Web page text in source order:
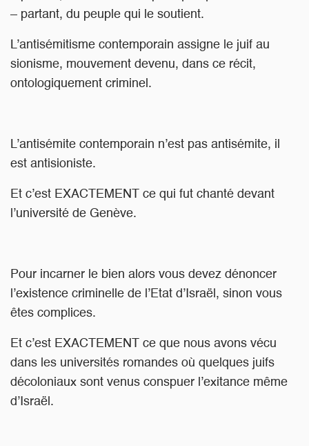
– partant, du peuple qui le soutient.
L’antisémitisme contemporain assigne le juif au
sionisme, mouvement devenu, dans ce récit,
ontologiquement criminel.
L’antisémite contemporain n’est pas antisémite, il
est antisioniste.
Et c’est EXACTEMENT ce qui fut chanté devant
l’université de Genève.
Pour incarner le bien alors vous devez dénoncer
l’existence criminelle de l’Etat d’Israël, sinon vous
êtes complices.
Et c’est EXACTEMENT ce que nous avons vécu
dans les universités romandes où quelques juifs
décoloniaux sont venus conspuer l’exitance même
d’Israël.